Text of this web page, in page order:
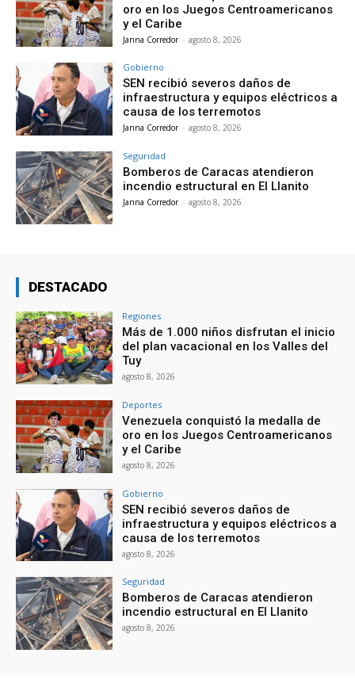
oro en los Juegos Centroamericanos
y el Caribe
Janna Corredor - agosto 8, 2026
Gobierno
SEN recibió severos daños de
infraestructura y equipos eléctricos a
causa de los terremotos
Janna Corredor - agosto 8, 2026
Seguridad
Bomberos de Caracas atendieron
incendio estructural en El Llanito
Janna Corredor - agosto 8, 2026
DESTACADO
Regiones
Más de 1.000 niños disfrutan el inicio
del plan vacacional en los Valles del
Tuy
agosto 8, 2026
Deportes
Venezuela conquistó la medalla de
oro en los Juegos Centroamericanos
y el Caribe
agosto 8, 2026
Gobierno
SEN recibió severos daños de
infraestructura y equipos eléctricos a
causa de los terremotos
agosto 8, 2026
Seguridad
Bomberos de Caracas atendieron
incendio estructural en El Llanito
agosto 8, 2026